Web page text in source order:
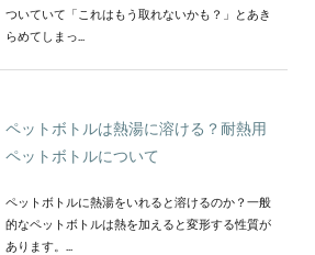
ついていて「これはもう取れないかも？」とあき
らめてしまっ...
ペットボトルは熱湯に溶ける？耐熱用
ペットボトルについて
ペットボトルに熱湯をいれると溶けるのか？一般
的なペットボトルは熱を加えると変形する性質が
あります。...